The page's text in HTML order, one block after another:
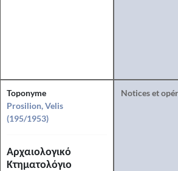
Toponyme
Prosilion, Velis
(195/1953)
Αρχαιολογικό
Κτηματολόγιο
Notices et